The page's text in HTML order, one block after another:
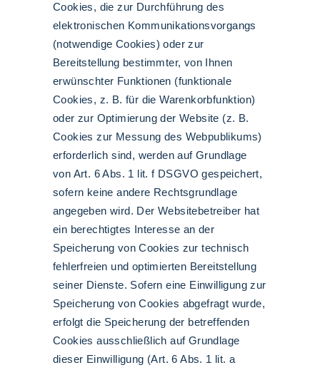
Cookies, die zur Durchführung des
elektronischen Kommunikationsvorgangs
(notwendige Cookies) oder zur
Bereitstellung bestimmter, von Ihnen
erwünschter Funktionen (funktionale
Cookies, z. B. für die Warenkorbfunktion)
oder zur Optimierung der Website (z. B.
Cookies zur Messung des Webpublikums)
erforderlich sind, werden auf Grundlage
von Art. 6 Abs. 1 lit. f DSGVO gespeichert,
sofern keine andere Rechtsgrundlage
angegeben wird. Der Websitebetreiber hat
ein berechtigtes Interesse an der
Speicherung von Cookies zur technisch
fehlerfreien und optimierten Bereitstellung
seiner Dienste. Sofern eine Einwilligung zur
Speicherung von Cookies abgefragt wurde,
erfolgt die Speicherung der betreffenden
Cookies ausschließlich auf Grundlage
dieser Einwilligung (Art. 6 Abs. 1 lit. a